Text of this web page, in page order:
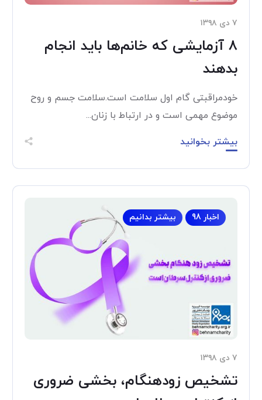
۷ دی ۱۳۹۸
۸ آزمایشی که خانم‌ها باید انجام
بدهند
خودمراقبتی گام اول سلامت است.سلامت جسم و روح
موضوع مهمی است و در ارتباط با زنان...
بیشتر بخوانید
اخبار 98 بیشتر بدانیم
۷ دی ۱۳۹۸
تشخیص زودهنگام، بخشی ضروری